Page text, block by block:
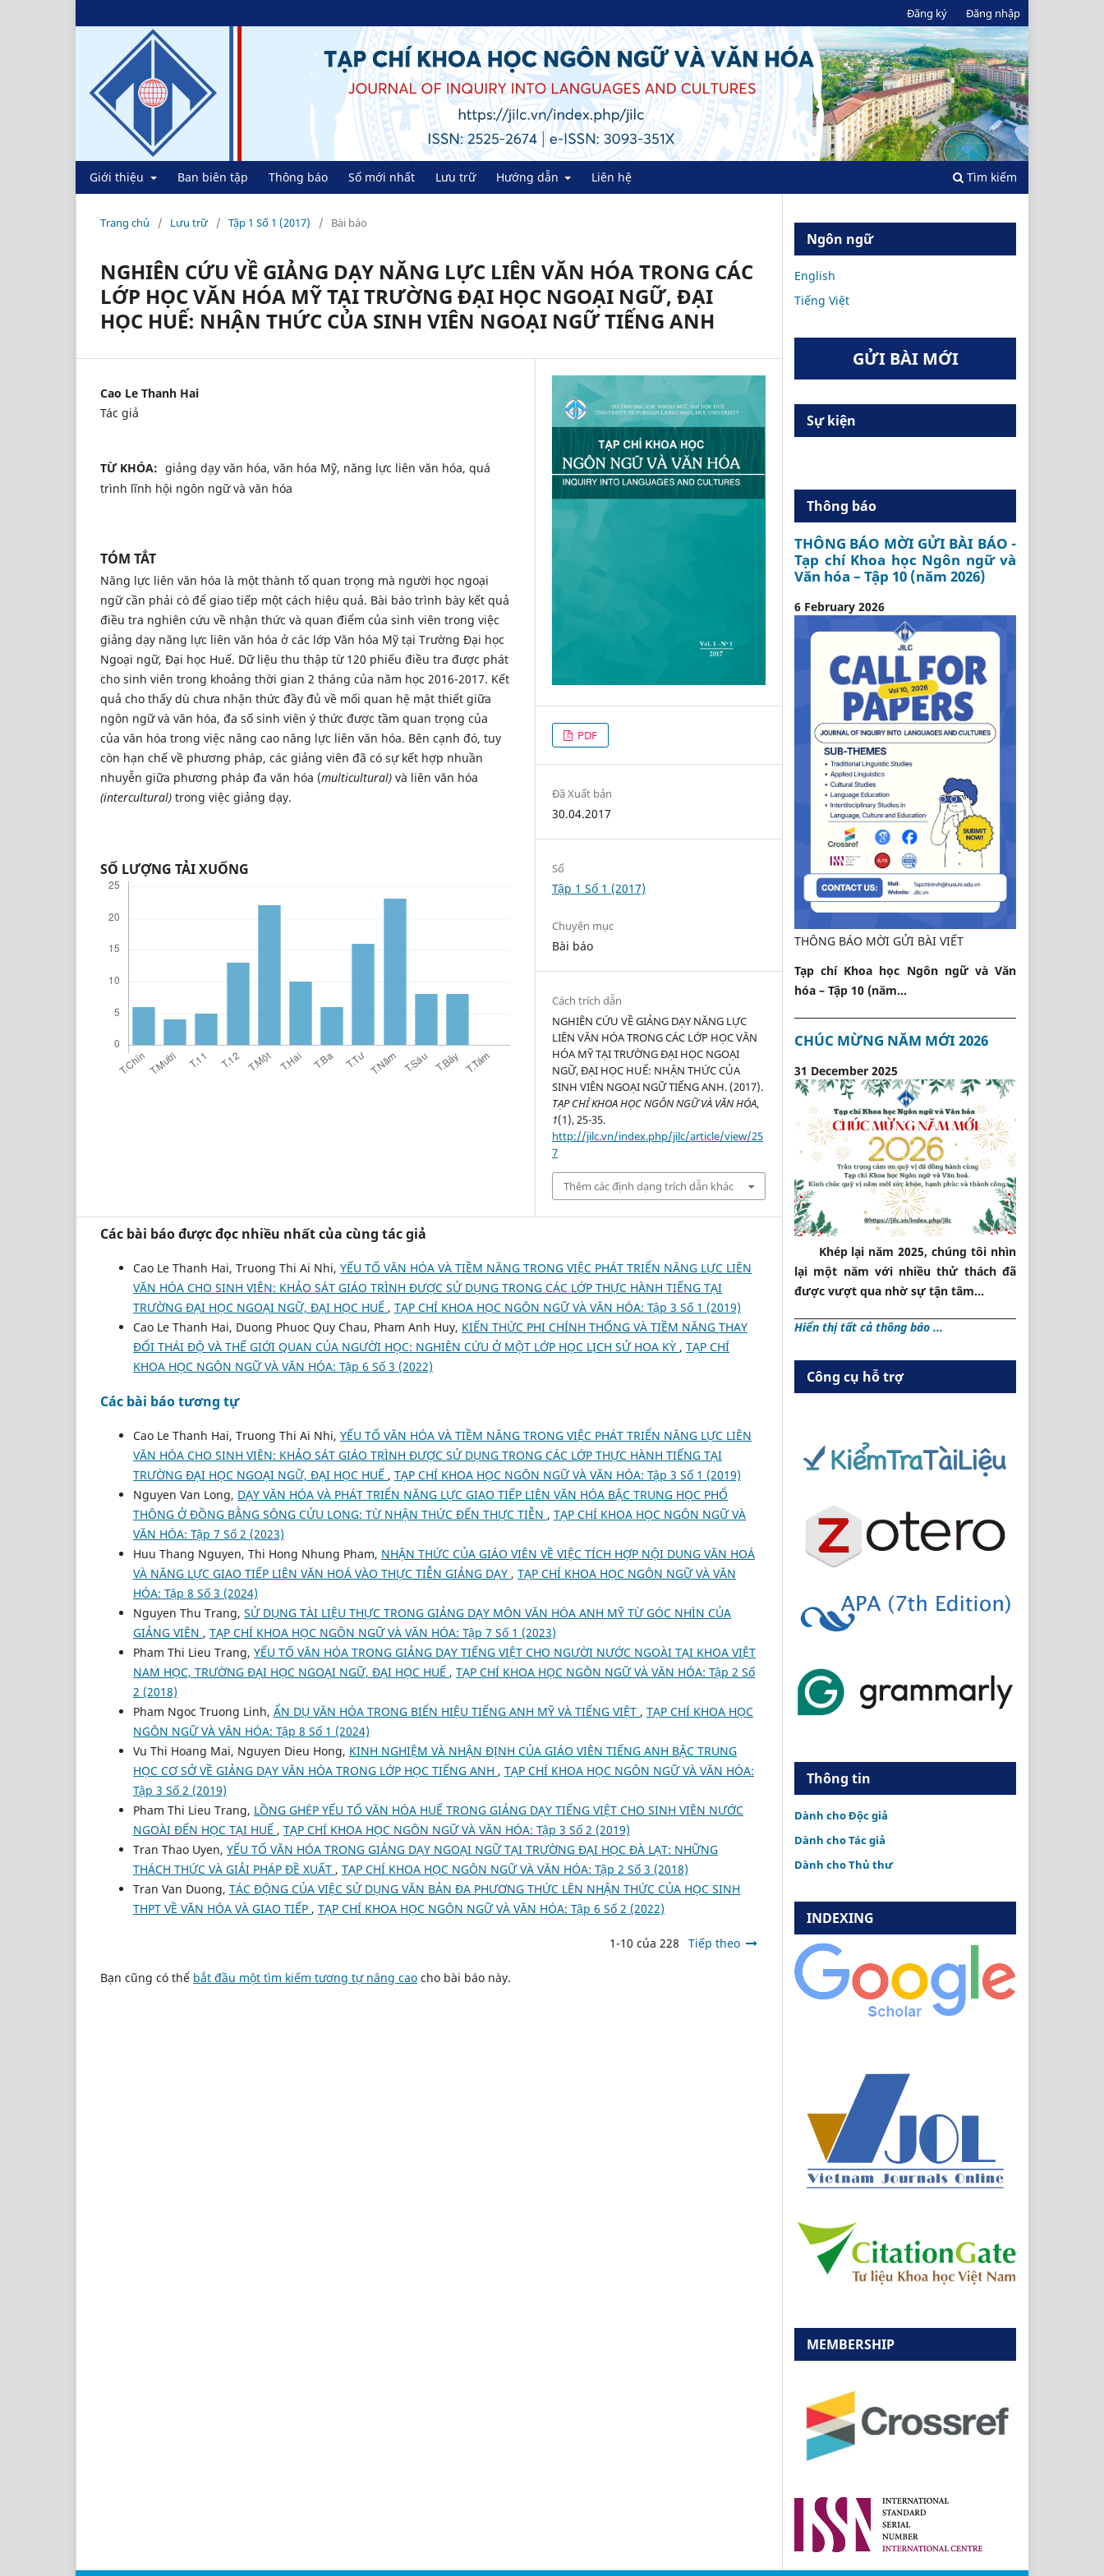
Giới thiệu Ban biên tập Thông báo Số mới nhất Lưu trữ Hướng dẫn Liên hệ Tìm kiếm
Đăng ký Đăng nhập
Trang chủ / Lưu trữ / Tập 1 Số 1 (2017) / Bài báo
NGHIÊN CỨU VỀ GIẢNG DẠY NĂNG LỰC LIÊN VĂN HÓA TRONG CÁC
LỚP HỌC VĂN HÓA MỸ TẠI TRƯỜNG ĐẠI HỌC NGOẠI NGỮ, ĐẠI
HỌC HUẾ: NHẬN THỨC CỦA SINH VIÊN NGOẠI NGỮ TIẾNG ANH
Cao Le Thanh Hai
Tác giả
TỪ KHÓA: giảng dạy văn hóa, văn hóa Mỹ, năng lực liên văn hóa, quá
trình lĩnh hội ngôn ngữ và văn hóa
TÓM TẮT
Năng lực liên văn hóa là một thành tố quan trọng mà người học ngoại
ngữ cần phải có để giao tiếp một cách hiệu quả. Bài báo trình bày kết quả
điều tra nghiên cứu về nhận thức và quan điểm của sinh viên trong việc
giảng dạy năng lực liên văn hóa ở các lớp Văn hóa Mỹ tại Trường Đại học
Ngoại ngữ, Đại học Huế. Dữ liệu thu thập từ 120 phiếu điều tra được phát
cho sinh viên trong khoảng thời gian 2 tháng của năm học 2016-2017. Kết
quả cho thấy dù chưa nhận thức đầy đủ về mối quan hệ mật thiết giữa
ngôn ngữ và văn hóa, đa số sinh viên ý thức được tầm quan trọng của
của văn hóa trong việc nâng cao năng lực liên văn hóa. Bên cạnh đó, tuy
còn hạn chế về phương pháp, các giảng viên đã có sự kết hợp nhuần
nhuyễn giữa phương pháp đa văn hóa (multicultural) và liên văn hóa
(intercultural) trong việc giảng dạy.
SỐ LƯỢNG TẢI XUỐNG
PDF
Đã Xuất bản
30.04.2017
Số
Tập 1 Số 1 (2017)
Chuyên mục
Bài báo
Cách trích dẫn
NGHIÊN CỨU VỀ GIẢNG DẠY NĂNG LỰC
LIÊN VĂN HÓA TRONG CÁC LỚP HỌC VĂN
HÓA MỸ TẠI TRƯỜNG ĐẠI HỌC NGOẠI
NGỮ, ĐẠI HỌC HUẾ: NHẬN THỨC CỦA
SINH VIÊN NGOẠI NGỮ TIẾNG ANH. (2017).
TẠP CHÍ KHOA HỌC NGÔN NGỮ VÀ VĂN HÓA,
1(1), 25-35.
http://jilc.vn/index.php/jilc/article/view/25
7
Thêm các định dạng trích dẫn khác
Các bài báo được đọc nhiều nhất của cùng tác giả
Cao Le Thanh Hai, Truong Thi Ai Nhi, YẾU TỐ VĂN HÓA VÀ TIỀM NĂNG TRONG VIỆC PHÁT TRIỂN NĂNG LỰC LIÊN
VĂN HÓA CHO SINH VIÊN: KHẢO SÁT GIÁO TRÌNH ĐƯỢC SỬ DỤNG TRONG CÁC LỚP THỰC HÀNH TIẾNG TẠI
TRƯỜNG ĐẠI HỌC NGOẠI NGỮ, ĐẠI HỌC HUẾ , TẠP CHÍ KHOA HỌC NGÔN NGỮ VÀ VĂN HÓA: Tập 3 Số 1 (2019)
Cao Le Thanh Hai, Duong Phuoc Quy Chau, Pham Anh Huy, KIẾN THỨC PHI CHÍNH THỐNG VÀ TIỀM NĂNG THAY
ĐỔI THÁI ĐỘ VÀ THẾ GIỚI QUAN CỦA NGƯỜI HỌC: NGHIÊN CỨU Ở MỘT LỚP HỌC LỊCH SỬ HOA KỲ , TẠP CHÍ
KHOA HỌC NGÔN NGỮ VÀ VĂN HÓA: Tập 6 Số 3 (2022)
Các bài báo tương tự
Cao Le Thanh Hai, Truong Thi Ai Nhi, YẾU TỐ VĂN HÓA VÀ TIỀM NĂNG TRONG VIỆC PHÁT TRIỂN NĂNG LỰC LIÊN
VĂN HÓA CHO SINH VIÊN: KHẢO SÁT GIÁO TRÌNH ĐƯỢC SỬ DỤNG TRONG CÁC LỚP THỰC HÀNH TIẾNG TẠI
TRƯỜNG ĐẠI HỌC NGOẠI NGỮ, ĐẠI HỌC HUẾ , TẠP CHÍ KHOA HỌC NGÔN NGỮ VÀ VĂN HÓA: Tập 3 Số 1 (2019)
Nguyen Van Long, DẠY VĂN HÓA VÀ PHÁT TRIỂN NĂNG LỰC GIAO TIẾP LIÊN VĂN HÓA BẬC TRUNG HỌC PHỔ
THÔNG Ở ĐỒNG BẰNG SÔNG CỬU LONG: TỪ NHẬN THỨC ĐẾN THỰC TIỄN , TẠP CHÍ KHOA HỌC NGÔN NGỮ VÀ
VĂN HÓA: Tập 7 Số 2 (2023)
Huu Thang Nguyen, Thi Hong Nhung Pham, NHẬN THỨC CỦA GIÁO VIÊN VỀ VIỆC TÍCH HỢP NỘI DUNG VĂN HOÁ
VÀ NĂNG LỰC GIAO TIẾP LIÊN VĂN HOÁ VÀO THỰC TIỄN GIẢNG DẠY , TẠP CHÍ KHOA HỌC NGÔN NGỮ VÀ VĂN
HÓA: Tập 8 Số 3 (2024)
Nguyen Thu Trang, SỬ DỤNG TÀI LIỆU THỰC TRONG GIẢNG DẠY MÔN VĂN HÓA ANH MỸ TỪ GÓC NHÌN CỦA
GIẢNG VIÊN , TẠP CHÍ KHOA HỌC NGÔN NGỮ VÀ VĂN HÓA: Tập 7 Số 1 (2023)
Pham Thi Lieu Trang, YẾU TỐ VĂN HÓA TRONG GIẢNG DẠY TIẾNG VIỆT CHO NGƯỜI NƯỚC NGOÀI TẠI KHOA VIỆT
NAM HỌC, TRƯỜNG ĐẠI HỌC NGOẠI NGỮ, ĐẠI HỌC HUẾ , TẠP CHÍ KHOA HỌC NGÔN NGỮ VÀ VĂN HÓA: Tập 2 Số
2 (2018)
Pham Ngoc Truong Linh, ẨN DỤ VĂN HÓA TRONG BIỂN HIỆU TIẾNG ANH MỸ VÀ TIẾNG VIỆT , TẠP CHÍ KHOA HỌC
NGÔN NGỮ VÀ VĂN HÓA: Tập 8 Số 1 (2024)
Vu Thi Hoang Mai, Nguyen Dieu Hong, KINH NGHIỆM VÀ NHẬN ĐỊNH CỦA GIÁO VIÊN TIẾNG ANH BẬC TRUNG
HỌC CƠ SỞ VỀ GIẢNG DẠY VĂN HÓA TRONG LỚP HỌC TIẾNG ANH , TẠP CHÍ KHOA HỌC NGÔN NGỮ VÀ VĂN HÓA:
Tập 3 Số 2 (2019)
Pham Thi Lieu Trang, LỒNG GHÉP YẾU TỐ VĂN HÓA HUẾ TRONG GIẢNG DẠY TIẾNG VIỆT CHO SINH VIÊN NƯỚC
NGOÀI ĐẾN HỌC TẠI HUẾ , TẠP CHÍ KHOA HỌC NGÔN NGỮ VÀ VĂN HÓA: Tập 3 Số 2 (2019)
Tran Thao Uyen, YẾU TỐ VĂN HÓA TRONG GIẢNG DẠY NGOẠI NGỮ TẠI TRƯỜNG ĐẠI HỌC ĐÀ LẠT: NHỮNG
THÁCH THỨC VÀ GIẢI PHÁP ĐỀ XUẤT , TẠP CHÍ KHOA HỌC NGÔN NGỮ VÀ VĂN HÓA: Tập 2 Số 3 (2018)
Tran Van Duong, TÁC ĐỘNG CỦA VIỆC SỬ DỤNG VĂN BẢN ĐA PHƯƠNG THỨC LÊN NHẬN THỨC CỦA HỌC SINH
THPT VỀ VĂN HÓA VÀ GIAO TIẾP , TẠP CHÍ KHOA HỌC NGÔN NGỮ VÀ VĂN HÓA: Tập 6 Số 2 (2022)
1-10 của 228 Tiếp theo
Bạn cũng có thể bắt đầu một tìm kiếm tương tự nâng cao cho bài báo này.
Ngôn ngữ
English
Tiếng Việt
GỬI BÀI MỚI
Sự kiện
Thông báo
THÔNG BÁO MỜI GỬI BÀI BÁO -
Tạp chí Khoa học Ngôn ngữ và
Văn hóa – Tập 10 (năm 2026)
6 February 2026
THÔNG BÁO MỜI GỬI BÀI VIẾT
Tạp chí Khoa học Ngôn ngữ và Văn
hóa – Tập 10 (năm...
CHÚC MỪNG NĂM MỚI 2026
31 December 2025
Khép lại năm 2025, chúng tôi nhìn
lại một năm với nhiều thử thách đã
được vượt qua nhờ sự tận tâm...
Hiển thị tất cả thông báo ...
Công cụ hỗ trợ
Thông tin
Dành cho Độc giả
Dành cho Tác giả
Dành cho Thủ thư
INDEXING
MEMBERSHIP